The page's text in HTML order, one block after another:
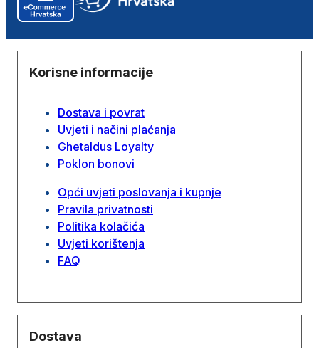
Korisne informacije
Dostava i povrat
Uvjeti i načini plaćanja
Ghetaldus Loyalty
Poklon bonovi
Opći uvjeti poslovanja i kupnje
Pravila privatnosti
Politika kolačića
Uvjeti korištenja
FAQ
Dostava